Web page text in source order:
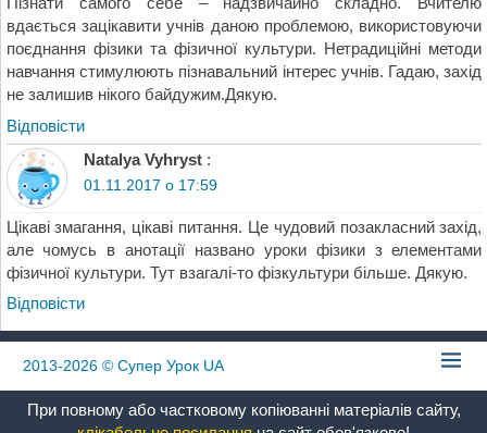
вдається зацікавити учнів даною проблемою, використовуючи
поєднання фізики та фізичної культури. Нетрадиційні методи
навчання стимулюють пізнавальний інтерес учнів. Гадаю, захід
не залишив нікого байдужим.Дякую.
Відповіcти
Natalya Vyhryst :
01.11.2017 о 17:59
Цікаві змагання, цікаві питання. Це чудовий позакласний захід,
але чомусь в анотації названо уроки фізики з елементами
фізичної культури. Тут взагалі-то фізкультури більше. Дякую.
Відповіcти
2013-2026 © Супер Урок UA
При повному або частковому копіюванні матеріалів сайту,